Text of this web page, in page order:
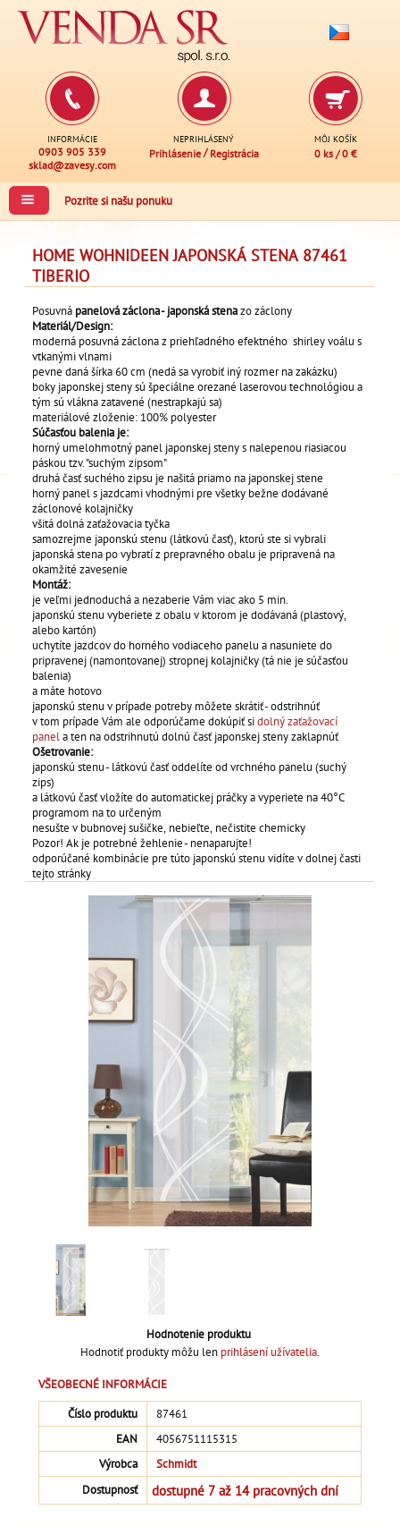
INFORMÁCIE
0903 905 339
sklad@zavesy.com
NEPRIHLÁSENÝ
Prihlásenie/ Registrácia
MÔJ KOŠÍK
0 ks /0 €
Pozrite si našu ponuku
Hodnotenie produktu
Hodnotiť produkty môžu len prihlásení užívatelia.
HOME WOHNIDEEN JAPONSKÁ STENA 87461
TIBERIO
Posuvná panelová záclona - japonská stenazo záclony
Materiál/Design:
moderná posuvná záclona z priehľadného efektného shirley voálu s
vtkanými vlnami
pevne daná šírka 60 cm (nedá sa vyrobiť iný rozmer na zakázku)
boky japonskej steny sú špeciálne orezané laserovou technológiou a
tým sú vlákna zatavené (nestrapkajú sa)
materiálové zloženie: 100% polyester
Súčasťou balenia je:
horný umelohmotný panel japonskej steny s nalepenou riasiacou
páskou tzv. "suchým zipsom"
druhá časť suchého zipsu je našitá priamo na japonskej stene
horný panel s jazdcami vhodnými pre všetky bežne dodávané
záclonové kolajničky
všitá dolná zaťažovacia tyčka
samozrejme japonskú stenu (látkovú časť), ktorú ste si vybrali
japonská stena po vybratí z prepravného obalu je pripravená na
okamžité zavesenie
Montáž:
je veľmi jednoduchá a nezaberie Vám viac ako 5 min.
japonskú stenu vyberiete z obalu v ktorom je dodávaná (plastový,
alebo kartón)
uchytíte jazdcov do horného vodiaceho panelu a nasuniete do
pripravenej (namontovanej) stropnej kolajničky (tá nie je súčasťou
balenia)
a máte hotovo
japonskú stenu v prípade potreby môžete skrátiť - odstrihnúť
v tom prípade Vám ale odporúčame dokúpiť sidolný zaťažovací
panela ten na odstrihnutú dolnú časť japonskej steny zaklapnúť
Ošetrovanie:
japonskú stenu - látkovú časť oddelíte od vrchného panelu (suchý
zips)
a látkovú časť vložíte do automatickej práčky a vyperiete na 40°C
programom na to určeným
nesušte v bubnovej sušičke, nebieľte, nečistite chemicky
Pozor! Ak je potrebné žehlenie - nenaparujte!
odporúčané kombinácie pre túto japonskú stenu vidíte v dolnej časti
tejto stránky
VŠEOBECNÉ INFORMÁCIE
Číslo produktu
87461
EAN
4056751115315
Výrobca
Schmidt
Dostupnosť
dostupné 7 až 14 pracovných dní